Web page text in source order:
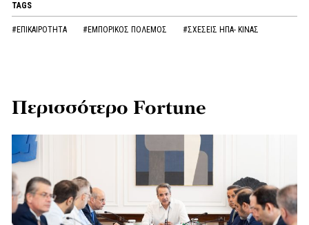
TAGS
#ΕΠΙΚΑΙΡΟΤΗΤΑ #ΕΜΠΟΡΙΚΟΣ ΠΟΛΕΜΟΣ #ΣΧΕΣΕΙΣ ΗΠΑ- ΚΙΝΑΣ
Περισσότερο Fortune